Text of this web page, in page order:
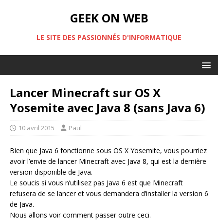
GEEK ON WEB
LE SITE DES PASSIONNÉS D'INFORMATIQUE
Lancer Minecraft sur OS X
Yosemite avec Java 8 (sans Java 6)
10 avril 2015 Paul
Bien que Java 6 fonctionne sous OS X Yosemite, vous pourriez
avoir l’envie de lancer Minecraft avec Java 8, qui est la dernière
version disponible de Java.
Le soucis si vous n’utilisez pas Java 6 est que Minecraft
refusera de se lancer et vous demandera d’installer la version 6
de Java.
Nous allons voir comment passer outre ceci.